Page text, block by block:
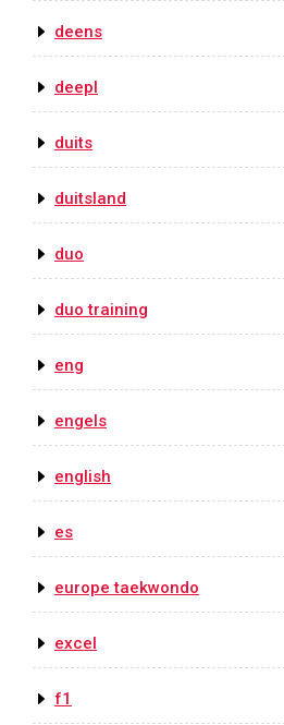
deens
deepl
duits
duitsland
duo
duo training
eng
engels
english
es
europe taekwondo
excel
f1